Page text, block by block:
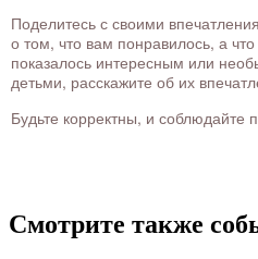
Поделитесь с своими
о том, что вам понравилось, а
показалось интересным или
детьми, расскажите об их
Будьте корректны, и соблюдайте
Смотрите также